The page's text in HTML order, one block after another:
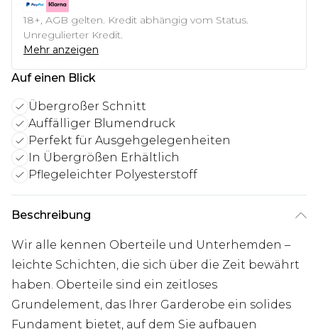
18+, AGB gelten. Kredit abhängig vom Status.
Unregulierter Kredit.
Mehr anzeigen
Auf einen Blick
Übergroßer Schnitt
Auffälliger Blumendruck
Perfekt für Ausgehgelegenheiten
In Übergrößen Erhältlich
Pflegeleichter Polyesterstoff
Beschreibung
Wir alle kennen Oberteile und Unterhemden –
leichte Schichten, die sich über die Zeit bewährt
haben. Oberteile sind ein zeitloses
Grundelement, das Ihrer Garderobe ein solides
Fundament bietet, auf dem Sie aufbauen